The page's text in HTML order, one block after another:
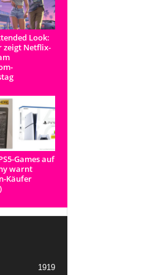
Look:
zeigt Netflix-
Games auf
warnt
Käufer
1919